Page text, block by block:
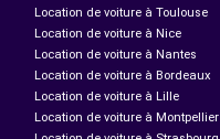
Location de voiture à Toulouse
Location de voiture à Nice
Location de voiture à Nantes
Location de voiture à Bordeaux
Location de voiture à Lille
Location de voiture à Montpellier